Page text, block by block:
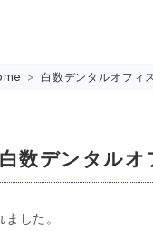
> 白数デンタルオフィ
数デンタルオ
した。